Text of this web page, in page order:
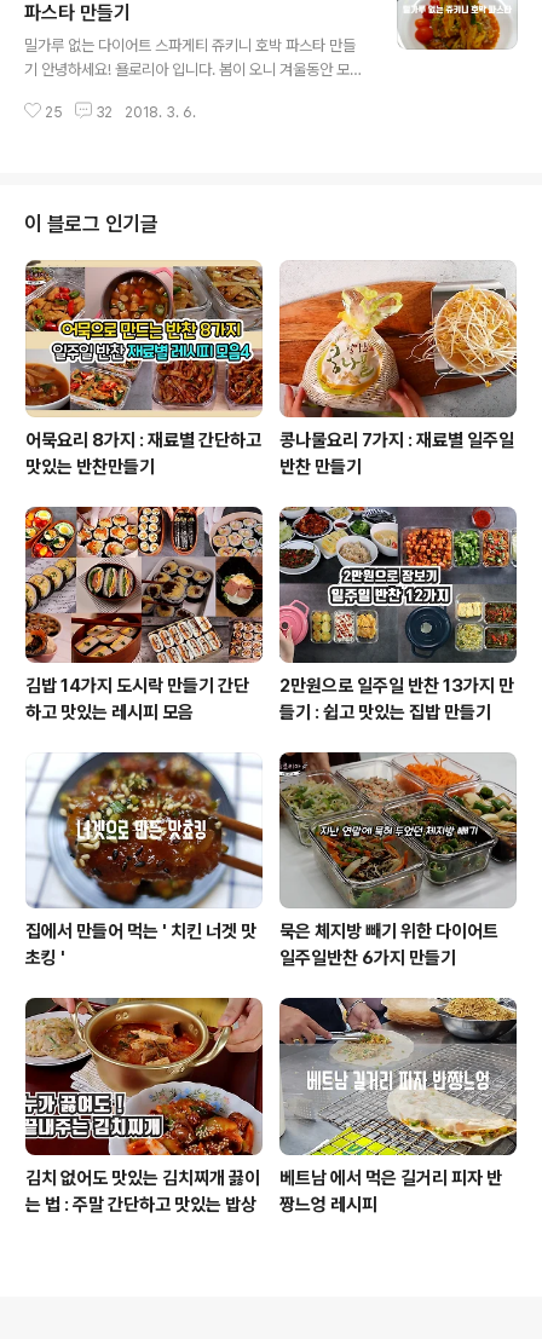
굵은 감자볶음 만들기 1.감자 두껍게 채썰기 두꺼우면 잘안
익고 기름많이 먹었던 굵은 감자볶음을 만들거에요. 2.양
파, 당근, 햄 채썰기 야채 안먹는 아이도 햄을 넣으면 감자
푹 익지 않게 삶아주세요. 푹 삶으면 감자가 으깨져요. 4.삶
파스타 만들기
밀가루 없는 다이어트 스파게티 쥬키니 호박 파스타 만들
기 안녕하세요! 욜로리아 입니다. 봄이 오니 겨울동안 모아
먹고 많이 운동 하는 아주 간단하지만 식욕을 이기기란 보
로 면을 만들어봐요. 밀가루 없는 스파게티 쥬키니 호박 파
스타 레시피 쥬키니 호박, 스파게티소스, 올리브유, 마늘 다
이어트에 도움이 될 밀가루 없는 쥬키니 호박 파스타 만들
기 1.감자칼로 쥬키니 호박 썰기 감자칼로 호박을 벗겨주세
요. 호박 반개정도 준비했어요. 2.쥬키니 호박 3겹정도 말
아서 채썰기..
25 32 2018. 3. 6.
이 블로그 인기글
어묵요리 8가지 : 재료별 간단하고
맛있는 반찬만들기
콩나물요리 7가지 : 재료별 일주일
반찬 만들기
김밥 14가지 도시락 만들기 간단
하고 맛있는 레시피 모음
2만원으로 일주일 반찬 13가지 만
들기 : 쉽고 맛있는 집밥 만들기
집에서 만들어 먹는 ' 치킨 너겟 맛
초킹 '
묵은 체지방 빼기 위한 다이어트
일주일반찬 6가지 만들기
김치 없어도 맛있는 김치찌개 끓이
는 법 : 주말 간단하고 맛있는 밥상
베트남 에서 먹은 길거리 피자 반
짱느엉 레시피